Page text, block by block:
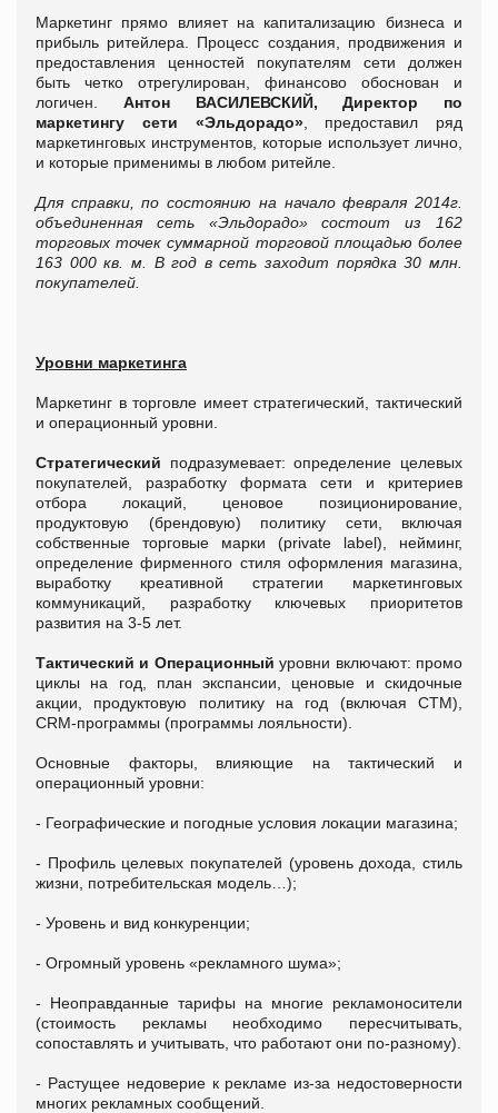
Маркетинг прямо влияет на капитализацию бизнеса и
прибыль ритейлера. Процесс создания, продвижения и
предоставления ценностей покупателям сети должен
быть четко отрегулирован, финансово обоснован и
логичен.
Антон ВАСИЛЕВСКИЙ, Директор по
маркетингу сети «Эльдорадо», предоставил ряд
маркетинговых инструментов, которые использует лично,
и которые применимы в любом ритейле.
Для справки, по состоянию на начало февраля 2014г.
объединенная сеть «Эльдорадо» состоит из 162
торговых точек суммарной торговой площадью более
163 000 кв. м. В год в сеть заходит порядка 30 млн.
покупателей.
Уровни маркетинга
Маркетинг в торговле имеет стратегический, тактический
и операционный уровни.
Стратегический подразумевает: определение целевых
покупателей, разработку формата сети и критериев
отбора локаций, ценовое позиционирование,
продуктовую (брендовую) политику сети, включая
собственные торговые марки (private label), нейминг,
определение фирменного стиля оформления магазина,
выработку креативной стратегии маркетинговых
коммуникаций, разработку ключевых приоритетов
развития на 3-5 лет.
Тактический и Операционныйуровни включают: промо
циклы на год, план экспансии, ценовые и скидочные
акции, продуктовую политику на год (включая СТМ),
CRM-программы (программы лояльности).
Основные факторы, влияющие на тактический и
операционный уровни:
- Географические и погодные условия локации магазина;
- Профиль целевых покупателей (уровень дохода, стиль
жизни, потребительская модель…);
- Уровень и вид конкуренции;
- Огромный уровень «рекламного шума»;
- Неоправданные тарифы на многие рекламоносители
(стоимость рекламы необходимо пересчитывать,
сопоставлять и учитывать, что работают они по-разному).
- Растущее недоверие к рекламе из-за недостоверности
многих рекламных сообщений.